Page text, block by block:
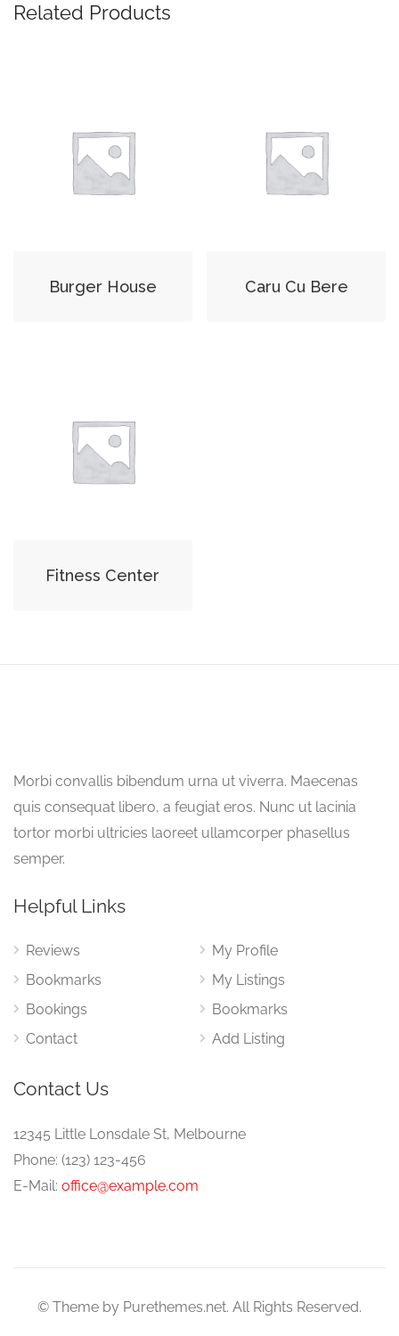
Related Products
Burger House Caru Cu Bere
Fitness Center
Morbi convallis bibendum urna ut viverra. Maecenas
quis consequat libero, a feugiat eros. Nunc ut lacinia
tortor morbi ultricies laoreet ullamcorper phasellus
semper.
Helpful Links
Reviews
Bookmarks
Bookings
Contact
My Profile
My Listings
Bookmarks
Add Listing
Contact Us
12345 Little Lonsdale St, Melbourne
Phone: (123) 123-456
E-Mail: office@example.com
© Theme by Purethemes.net. All Rights Reserved.